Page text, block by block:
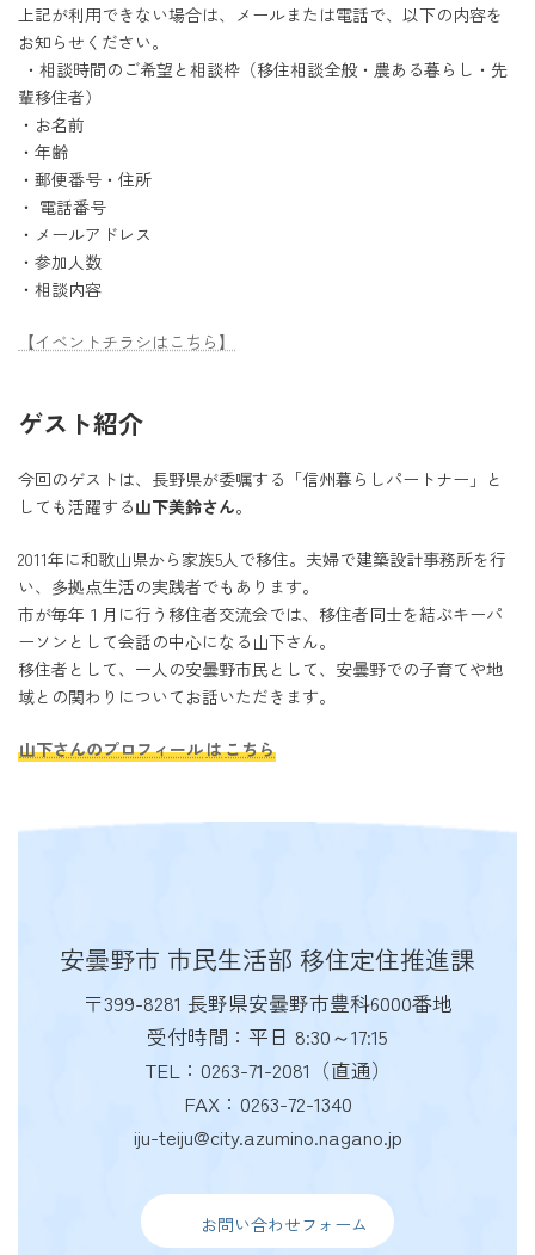
上記が利用できない場合は、メールまたは電話で、以下の内容を
お知らせください。
・相談時間のご希望と相談枠（移住相談全般・農ある暮らし・先
輩移住者）
・お名前
・年齢
・郵便番号・住所
・ 電話番号
・メールアドレス
・参加人数
・相談内容
【イベントチラシはこちら】
ゲスト紹介
今回のゲストは、長野県が委嘱する「信州暮らしパートナー」と
しても活躍する山下美鈴さん。
2011年に和歌山県から家族5人で移住。夫婦で建築設計事務所を行
い、多拠点生活の実践者でもあります。
市が毎年１月に行う移住者交流会では、移住者同士を結ぶキーパ
ーソンとして会話の中心になる山下さん。
移住者として、一人の安曇野市民として、安曇野での子育てや地
域との関わりについてお話いただきます。
山下さんのプロフィールはこちら
安曇野市 市民生活部 移住定住推進課
〒399-8281 長野県安曇野市豊科6000番地
受付時間：平日 8:30～17:15
TEL：0263-71-2081（直通）
FAX：0263-72-1340
iju-teiju@city.azumino.nagano.jp
お問い合わせフォーム